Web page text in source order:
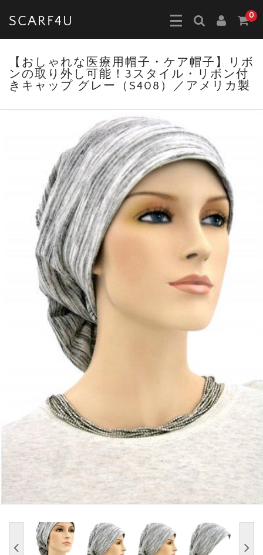
SCARF4U 0
【おしゃれな医療用帽子・ケア帽子】リボ
ンの取り外し可能！3スタイル・リボン付
きキャップ グレー（S408）／アメリカ製